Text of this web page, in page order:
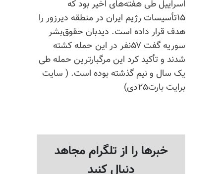
اسراییل طی هفته‌های اخیر بود که
۱۵تأسیسات رژیم ایران در منطقه
دیرزور را
هدف قرار داده است. دیدبان حقوق‌بشر
سوریه گفت ۵۷نفر در این حمله کشته
شدند و تأکید کرد این مرگبارترین حمله طی
یک سال و نیم گذشته بوده است. ( سایت
برایت بارت۲۵دی)
خبرها را از تلگرام مجاهد
دنبال کنید